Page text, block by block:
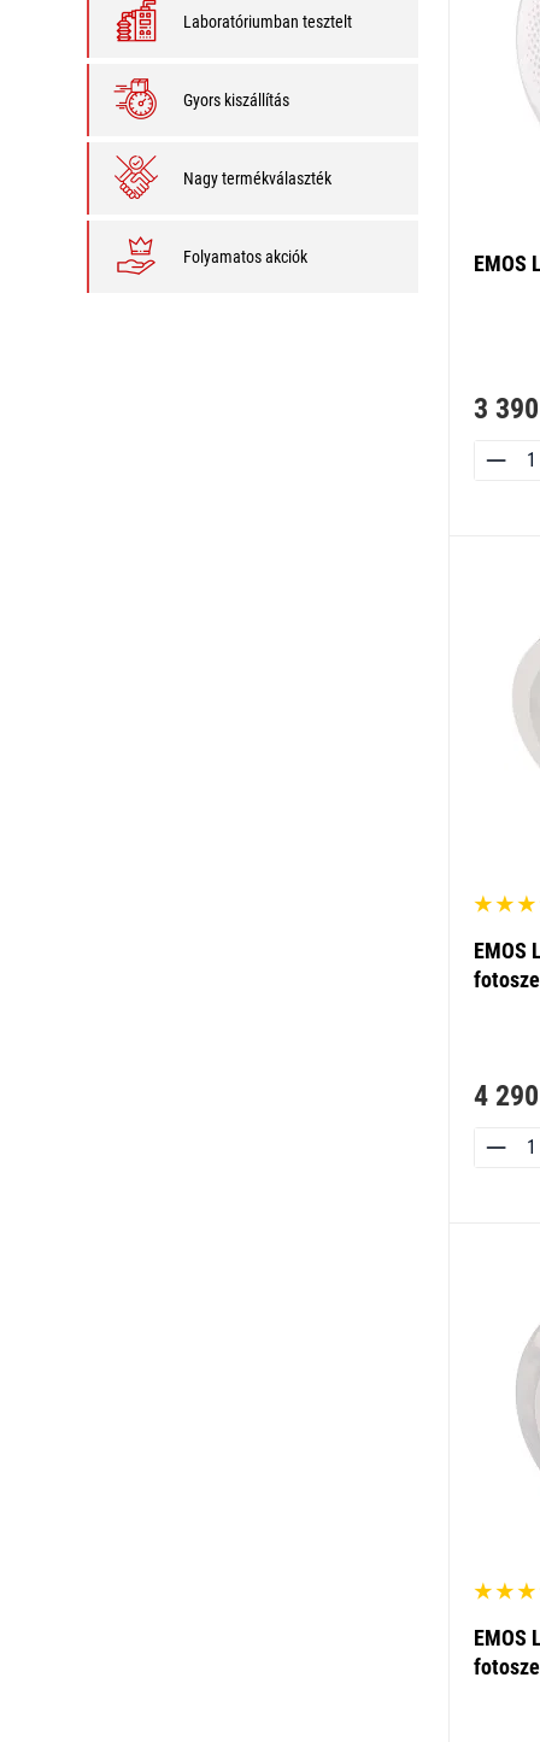
Laboratóriumban tesztelt
Gyors kiszállítás
Nagy termékválaszték
Folyamatos akciók EMOS
3 390
EMOS
4 290
EMOS